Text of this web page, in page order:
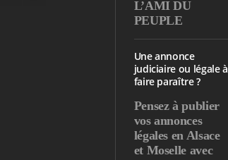
L’AMI DU
PEUPLE
Une annonce
judiciaire ou légale à
faire paraître ?
Pensez à publier
vos annonces
légales en Alsace
et Moselle avec